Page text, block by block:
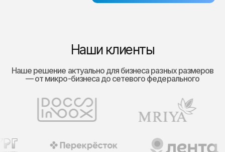
Наши клиенты
Наше решение актуально для бизнеса разных размеров
— от микро-бизнеса до сетевого федерального